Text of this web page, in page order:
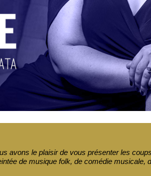
avons le plaisir de vous présenter les
de musique folk, de comédie musicale,